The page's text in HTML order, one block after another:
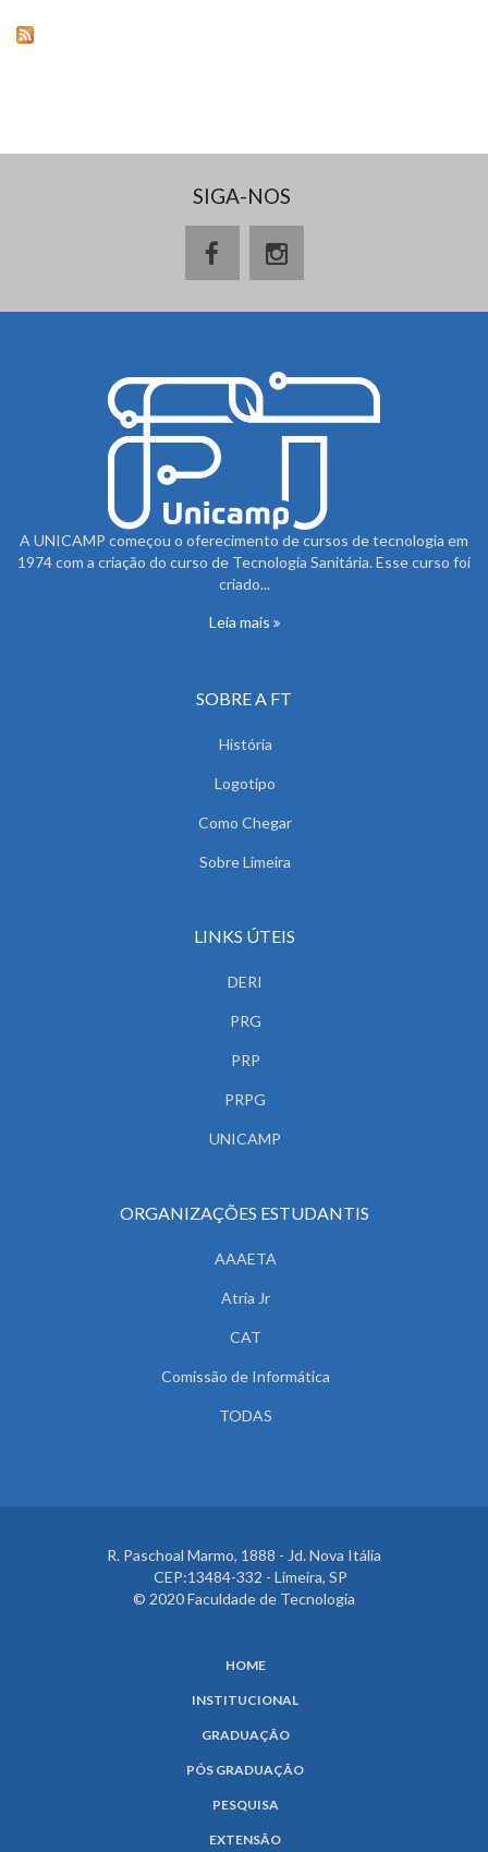
SIGA-NOS
A UNICAMP começou o oferecimento de cursos de tecnologia em
1974 com a criação do curso de Tecnologia Sanitária. Esse curso foi
criado...
Leia mais
SOBRE A FT
História
Logotipo
Como Chegar
Sobre Limeira
LINKS ÚTEIS
DERI
PRG
PRP
PRPG
UNICAMP
ORGANIZAÇÕES ESTUDANTIS
AAAETA
Atria Jr
CAT
Comissão de Informática
TODAS
R. Paschoal Marmo, 1888 - Jd. Nova Itália
CEP:13484-332 - Limeira, SP
© 2020 Faculdade de Tecnologia
HOME
INSTITUCIONAL
GRADUAÇÃO
PÓS GRADUAÇÃO
PESQUISA
EXTENSÃO